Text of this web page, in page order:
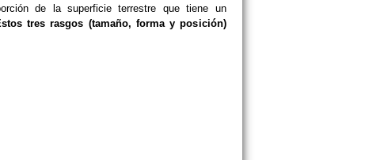
de la superficie terrestre que tiene un
tres rasgos (tamaño, forma y posición)